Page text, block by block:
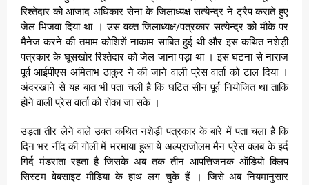
रिश्तेदार को आजाद अधिकार सेना के जिलाध्यक्ष सत्येन्द्र ने ट्रैप कराते हुए
जेल भिजवा दिया था । उस वक्त जिलाध्यक्ष/पत्रकार सत्येन्द्र को मौके पर
मैनेज करने की तमाम कोशिशें नाकाम साबित हुई थी और इस कथित नशेड़ी
पत्रकार के घूसखोर रिश्तेदार को जेल जाना पड़ा था । इस घटना से नाराज
पूर्व आईपीएस अमिताभ ठाकुर ने की जाने वाली प्रेस वार्ता को टाल दिया ।
अंदरखाने से यह बात भी पता चली है कि घटित सीन पूर्व नियोजित था ताकि
होने वाली प्रेस वार्ता को रोका जा सके ।
उड़ता तीर लेने वाले उक्त कथित नशेड़ी पत्रकार के बारे में पता चला है कि
दिन भर नींद की गोली में भरमाया हुआ ये अल्प्राजोलम मैन प्रेस क्लब के इर्द
गिर्द मंडराता रहता है जिसके अब तक तीन आपत्तिजनक ऑडियो क्लिप
सिस्टम वेबसाइट मीडिया के हाथ लग चुके हैं । जिसे अब नियमानुसार